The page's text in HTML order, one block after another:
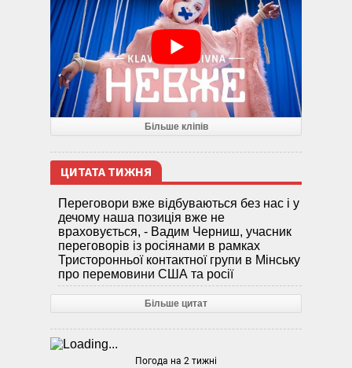
Більше кліпів
ЦИТАТА ТИЖНЯ
Переговори вже відбуваються без нас і у
дечому наша позиція вже не
враховується, - Вадим Черниш, учасник
переговорів із росіянами в рамках
Тристоронньої контактної групи в Мінську
про перемовини США та росії
Більше цитат
Погода на 2 тижні